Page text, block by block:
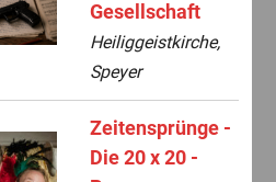
Gesellschaft
Heiliggeistkirche,
Speyer
Zeitensprünge -
Die 20 x 20 -